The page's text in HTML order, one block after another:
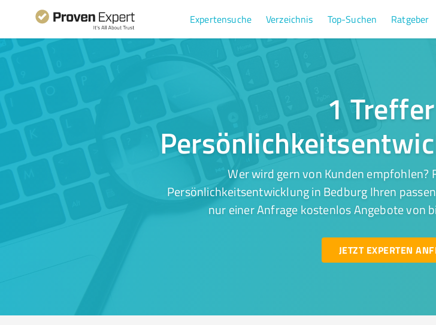
Expertensuche Verzeichnis Top-Suchen Ratgeber
1
Wer wird gern von Kunden empfohlen?
Persönlichkeitsentwicklung in Bedburg Ihren
nur einer Anfrage kostenlos Angebote von
JETZT EXPERTEN